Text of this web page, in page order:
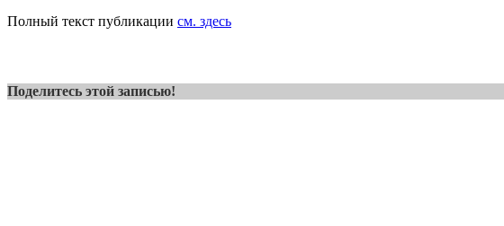
Полный текст публикации см. здесь
Поделитесь этой записью!